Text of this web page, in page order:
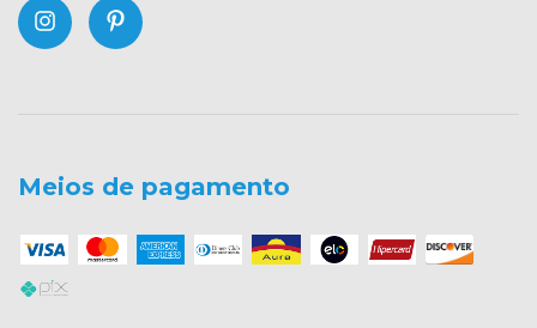
Meios de pagamento